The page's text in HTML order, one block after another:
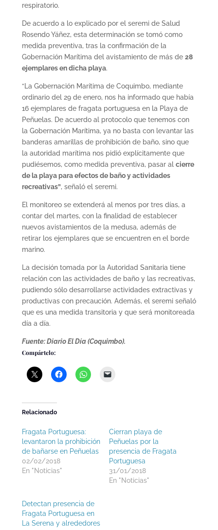
respiratorio.
De acuerdo a lo explicado por el seremi de Salud
Rosendo Yáñez, esta determinación se tomó como
medida preventiva, tras la confirmación de la
Gobernación Marítima del avistamiento de más de 28
ejemplares en dicha playa.
“La Gobernación Marítima de Coquimbo, mediante
ordinario del 29 de enero, nos ha informado que había
16 ejemplares de fragata portuguesa en la Playa de
Peñuelas. De acuerdo al protocolo que tenemos con
la Gobernación Marítima, ya no basta con levantar las
banderas amarillas de prohibición de baño, sino que
la autoridad marítima nos pidió explícitamente que
pudiésemos, como medida preventiva, pasar al cierre
de la playa para efectos de baño y actividades
recreativas”, señaló el seremi.
El monitoreo se extenderá al menos por tres días, a
contar del martes, con la finalidad de establecer
nuevos avistamientos de la medusa, además de
retirar los ejemplares que se encuentren en el borde
marino.
La decisión tomada por la Autoridad Sanitaria tiene
relación con las actividades de baño y las recreativas,
pudiendo sólo desarrollarse actividades extractivas y
productivas con precaución. Además, el seremi señaló
que es una medida transitoria y que será monitoreada
día a día.
Fuente: Diario El Día (Coquimbo).
Compártelo:
Relacionado
Fragata Portuguesa:
levantaron la prohibición
de bañarse en Peñuelas
02/02/2018
En "Noticias"
Cierran playa de
Peñuelas por la
presencia de Fragata
Portuguesa
31/01/2018
En "Noticias"
Detectan presencia de
Fragata Portuguesa en
La Serena y alrededores